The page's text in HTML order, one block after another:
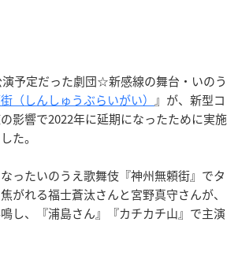
予定だった劇団☆新感線の舞台・いのう
（しんしゅうぶらいがい） 』が、新型コ
影響で2022年に延期になったために実施
た。
ったいのうえ歌舞伎『神州無頼街』でタ
がれる福士蒼汰さんと宮野真守さんが、
し、『浦島さん』『カチカチ山』で主演